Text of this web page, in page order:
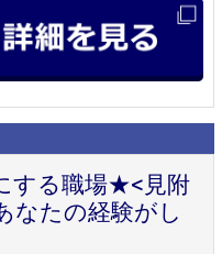
する職場★<見附
なたの経験がし